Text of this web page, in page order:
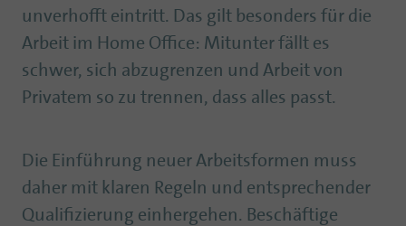
unverhofft eintritt. Das gilt besonders für die
Arbeit im Home Office: Mitunter fällt es
schwer, sich abzugrenzen und Arbeit von
Privatem so zu trennen, dass alles passt.
Die Einführung neuer Arbeitsformen muss
daher mit klaren Regeln und entsprechender
Qualifizierung einhergehen. Beschäftige